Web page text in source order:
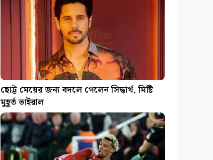
ছোট্ট মেয়ের জন্য বদলে গেলেন সিদ্ধার্থ, মিষ্টি
মুহূর্ত ভাইরাল